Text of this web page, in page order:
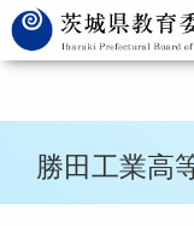
勝田工業高